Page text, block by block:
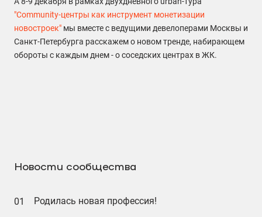
"Community-центры как инструмент монетизации
новостроек" мы вместе с ведущими девелоперами Москвы и
Санкт-Петербурга расскажем о новом тренде, набирающем
обороты с каждым днем - о соседских центрах в ЖК.
Новости сообщества
01 Родилась новая профессия!